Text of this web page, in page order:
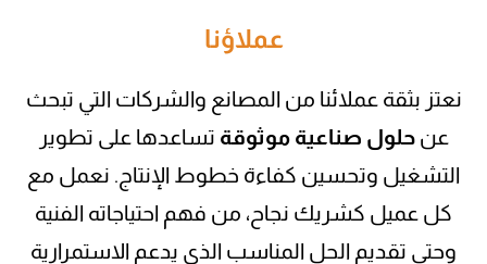
عملاؤنا
نعتز بثقة عملائنا من المصانع والشركات التي تبحث
عنحلول صناعية موثوقة تساعدها على تطوير
التشغيل وتحسين كفاءة خطوط الإنتاج. نعمل مع
كل عميل كشريك نجاح، من فهم احتياجاته الفنية
وحتى تقديم الحل المناسب الذي يدعم الاستمرارية